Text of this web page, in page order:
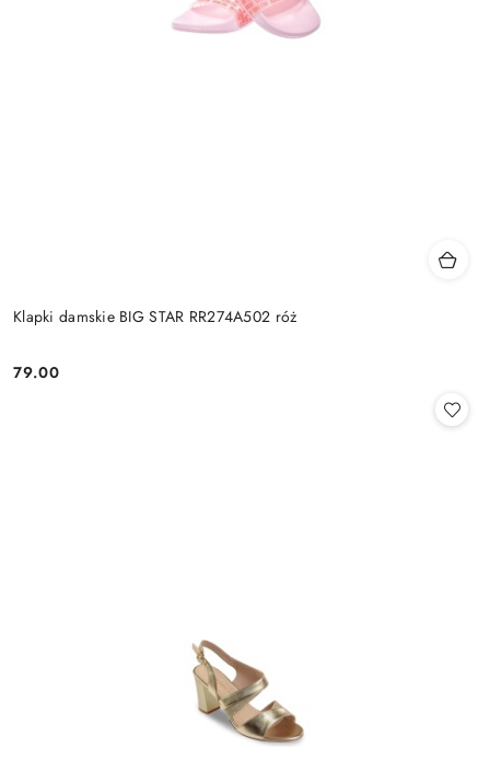
Klapki damskie BIG STAR RR274A502 róż
Cena:
79.00